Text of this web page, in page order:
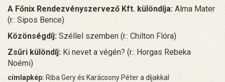
A Főnix Rendezvényszervező Kft. különdíja: Alma Mater
(r.: Sipos Bence)
Közönségdíj: Széllel szemben (r.: Chilton Flóra)
Zsűri különdíj: Ki nevet a végén? (r.: Horgas Rebeka
Noémi)
címlapkép: Riba Gery és Karácsony Péter a díjakkal